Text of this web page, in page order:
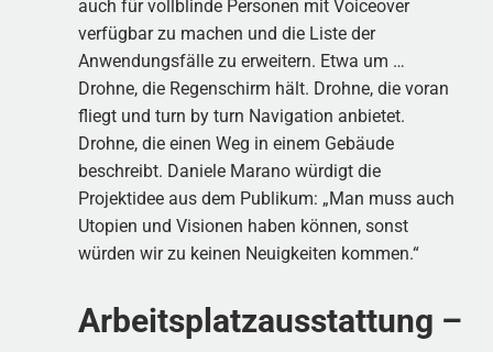
auch für vollblinde Personen mit Voiceover
verfügbar zu machen und die Liste der
Anwendungsfälle zu erweitern. Etwa um …
Drohne, die Regenschirm hält. Drohne, die voran
fliegt und turn by turn Navigation anbietet.
Drohne, die einen Weg in einem Gebäude
beschreibt. Daniele Marano würdigt die
Projektidee aus dem Publikum: „Man muss auch
Utopien und Visionen haben können, sonst
würden wir zu keinen Neuigkeiten kommen.“
Arbeitsplatzausstattung –